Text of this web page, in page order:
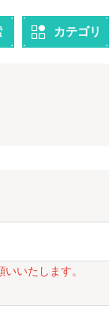
カテゴリ
いたします。